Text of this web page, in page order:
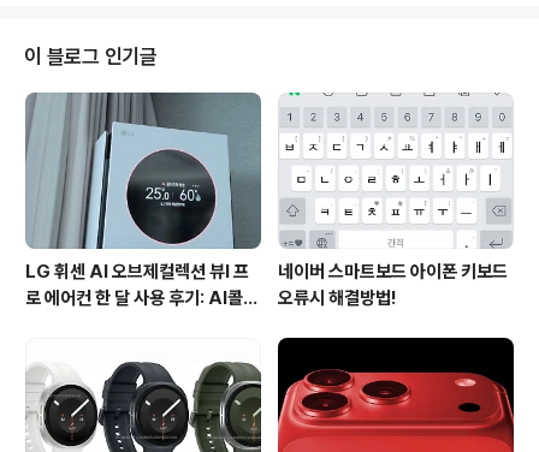
10.1, 갤럭시탭 8.9 LTE 총 6제품에 대해 업그레이드를 진
행하고, LG전자의 경우 2분기 부터 옵티머스LTE, 프라다
폰3.0, 옵티머스2X, 옵티머스 솔, 마이터치Q, 이클립스, 3
분기에는 옵티머스3D, 옵티머스블랙, 옵티머스빅 , 옵티머
스Q2, 옵티머스EX 등 국내외 글로벌 폰들이 업그레이드
를 진행한다..
이 블로그 인기글
LG 휘센 AI 오브제컬렉션 뷰I 프
로 에어컨 한 달 사용 후기: AI콜드
네이버 스마트보드 아이폰 키보드
오류시 해결방법!